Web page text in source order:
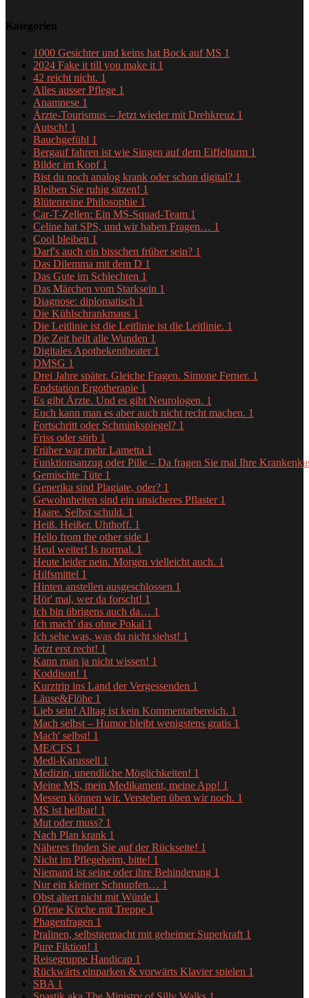
Kategorien
1000 Gesichter und keins hat Bock auf MS 1
2024 Fake it till you make it 1
42 reicht nicht. 1
Alles ausser Pflege 1
Anamnese 1
Ärzte-Tourismus – Jetzt wieder mit Drehkreuz 1
Autsch! 1
Bauchgefühl 1
Bergauf fahren ist wie Singen auf dem Eiffelturm 1
Bilder im Kopf 1
Bist du noch analog krank oder schon digital? 1
Bleiben Sie ruhig sitzen! 1
Blütenreine Philosophie 1
Car-T-Zellen: Ein MS-Squad-Team 1
Celine hat SPS, und wir haben Fragen… 1
Cool bleiben 1
Darf's auch ein bisschen früher sein? 1
Das Dilemma mit dem D 1
Das Gute im Schlechten 1
Das Märchen vom Starksein 1
Diagnose: diplomatisch 1
Die Kühlschrankmaus 1
Die Leitlinie ist die Leitlinie ist die Leitlinie. 1
Die Zeit heilt alle Wunden 1
Digitales Apothekentheater 1
DMSG 1
Drei Jahre später. Gleiche Fragen. Simone Ferner. 1
Endstation Ergotherapie 1
Es gibt Ärzte. Und es gibt Neurologen. 1
Euch kann man es aber auch nicht recht machen. 1
Fortschritt oder Schminkspiegel? 1
Friss oder stirb 1
Früher war mehr Lametta 1
Funktionsanzug oder Pille – Da fragen Sie mal Ihre
Gemischte Tüte 1
Generika sind Plagiate, oder? 1
Gewohnheiten sind ein unsicheres Pflaster 1
Haare. Selbst schuld. 1
Heiß. Heißer. Uhthoff. 1
Hello from the other side 1
Heul weiter! Is normal. 1
Heute leider nein. Morgen vielleicht auch. 1
Hilfsmittel 1
Hinten anstellen ausgeschlossen 1
Hör' mal, wer da forscht! 1
Ich bin übrigens auch da… 1
Ich mach' das ohne Pokal 1
Ich sehe was, was du nicht siehst! 1
Jetzt erst recht! 1
Kann man ja nicht wissen! 1
Koddison! 1
Kurztrip ins Land der Vergessenden 1
Läuse&Flöhe 1
Lieb sein! Alltag ist kein Kommentarbereich. 1
Mach selbst – Humor bleibt wenigstens gratis 1
Mach' selbst! 1
ME/CFS 1
Medi-Karussell 1
Medizin, unendliche Möglichkeiten! 1
Meine MS, mein Medikament, meine App! 1
Messen können wir. Verstehen üben wir noch. 1
MS ist heilbar! 1
Mut oder muss? 1
Nach Plan krank 1
Näheres finden Sie auf der Rückseite! 1
Nicht im Pflegeheim, bitte! 1
Niemand ist seine oder ihre Behinderung 1
Nur ein kleiner Schnupfen… 1
Obst altert nicht mit Würde 1
Offene Kirche mit Treppe 1
Phagenfragen 1
Pralinen, selbstgemacht mit geheimer Superkraft 1
Pure Fiktion! 1
Reisegruppe Handicap 1
Rückwärts einparken & vorwärts Klavier spielen 1
SBA 1